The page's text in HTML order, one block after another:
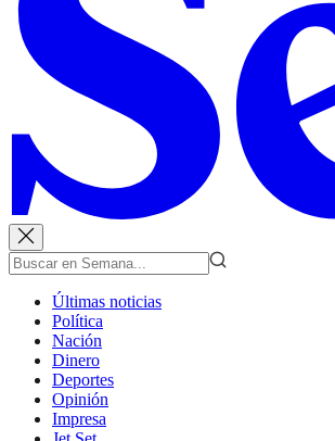
Últimas noticias
Política
Nación
Dinero
Deportes
Opinión
Impresa